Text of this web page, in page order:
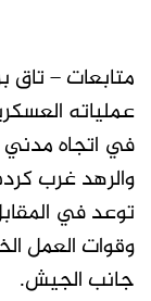
متابعات –
عملياته
في اتجاه مدني
والرهد غرب
توعد في
وقوات العمل
جانب الجيش.